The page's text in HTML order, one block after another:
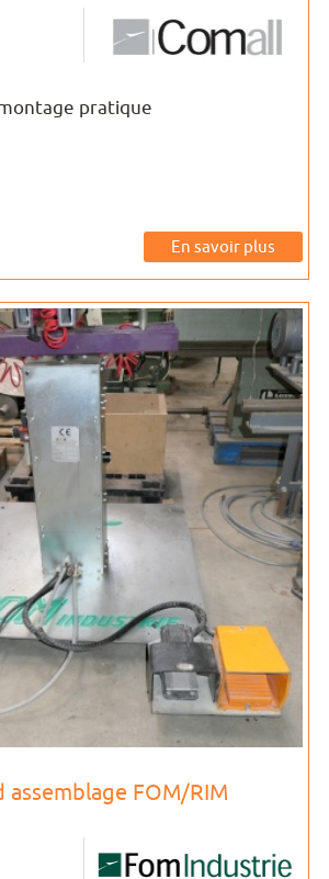
pratique
En savoir plus
assemblage FOM/RIM